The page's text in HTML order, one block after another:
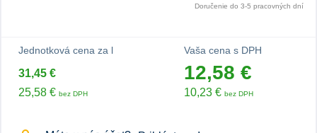
Doručenie do 3-5 pracovných dní
Jednotková cena za l
31,45 €
25,58 € bez DPH
Vaša cena s DPH
12,58 €
10,23 € bez DPH